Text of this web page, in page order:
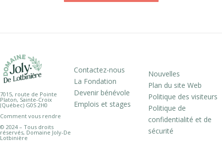
7015, route de Pointe
Platon, Sainte-Croix
(Québec) G0S 2H0
Comment vous rendre
© 2024 – Tous droits
réservés, Domaine Joly-De
Lotbinière
Contactez-nous
La Fondation
Devenir bénévole
Emplois et stages
Nouvelles
Plan du site Web
Politique des visiteurs
Politique de
confidentialité et de
sécurité